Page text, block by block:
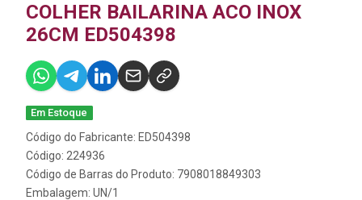
COLHER BAILARINA ACO INOX
26CM ED504398
Em Estoque
Código do Fabricante: ED504398
Código: 224936
Código de Barras do Produto: 7908018849303
Embalagem: UN/1